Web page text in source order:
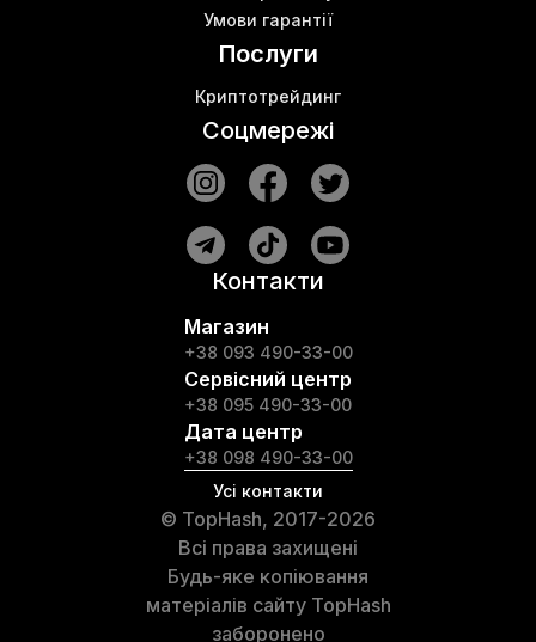
Умови гарантії
Послуги
Криптотрейдинг
Соцмережі
Контакти
Магазин
+38 093 490-33-00
Сервісний центр
+38 095 490-33-00
Дата центр
+38 098 490-33-00
Усі контакти
© TopHash, 2017-2026
Всі права захищені
Будь-яке копіювання
матеріалів сайту TopHash
заборонено